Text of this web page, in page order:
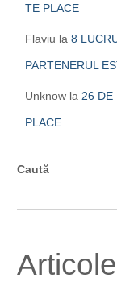
TE PLACE
Flaviu la 8
PARTENERUL
Unknowla 26 DE
PLACE
Caută